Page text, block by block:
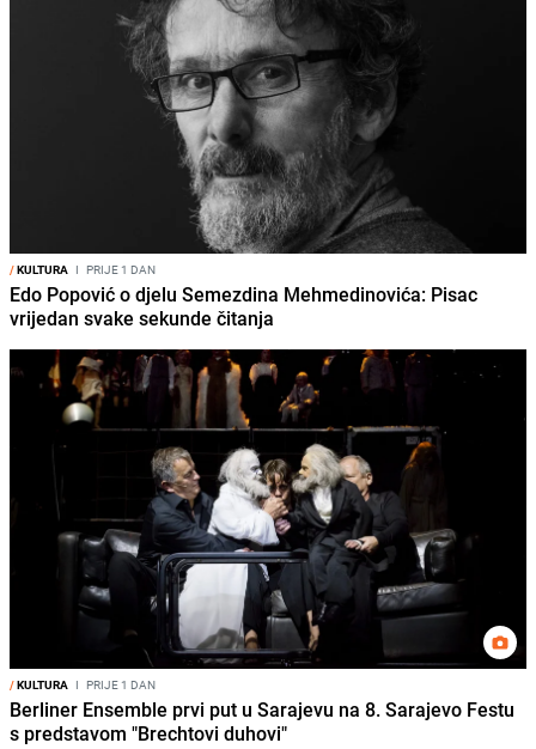
/KULTURA I PRIJE 1 DAN
Edo Popović o djelu Semezdina Mehmedinovića: Pisac
vrijedan svake sekunde čitanja
/KULTURA I PRIJE 1 DAN
Berliner Ensemble prvi put u Sarajevu na 8. Sarajevo Festu
s predstavom "Brechtovi duhovi"